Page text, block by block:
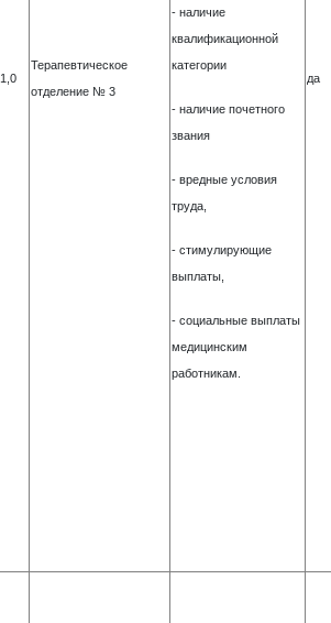
1,0
Терапевтическое
отделение № 3
- наличие
квалификационной
категории
- наличие почетного
звания
- вредные условия
труда,
- стимулирующие
выплаты,
- социальные выплаты
медицинским
работникам.
да